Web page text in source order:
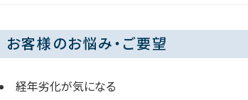
お客様のお悩み・ご要望
経年劣化が気になる